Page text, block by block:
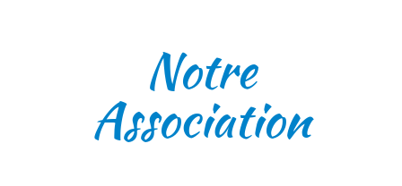
Notre
Association